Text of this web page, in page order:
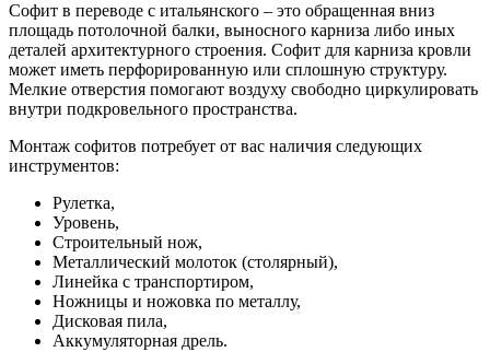
Софит в переводе с итальянского – это обращенная вниз
площадь потолочной балки, выносного карниза либо иных
деталей архитектурного строения. Софит для карниза кровли
может иметь перфорированную или сплошную структуру.
Мелкие отверстия помогают воздуху свободно циркулировать
внутри подкровельного пространства.
Монтаж софитов потребует от вас наличия следующих
инструментов:
Рулетка,
Уровень,
Строительный нож,
Металлический молоток (столярный),
Линейка с транспортиром,
Ножницы и ножовка по металлу,
Дисковая пила,
Аккумуляторная дрель.